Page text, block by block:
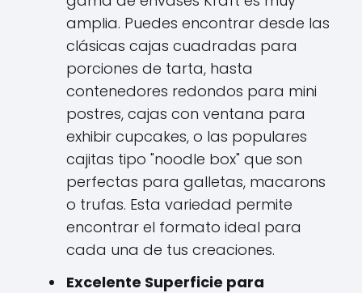
amplia. Puedes encontrar desde las
clásicas cajas cuadradas para
porciones de tarta, hasta
contenedores redondos para mini
postres, cajas con ventana para
exhibir cupcakes, o las populares
cajitas tipo "noodle box" que son
perfectas para galletas, macarons
o trufas. Esta variedad permite
encontrar el formato ideal para
cada una de tus creaciones.
Excelente Superficie para